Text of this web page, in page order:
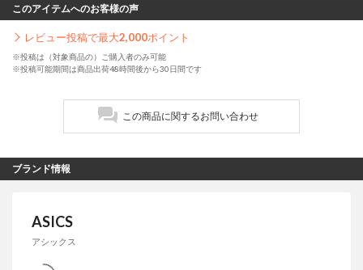
このアイテムへのお客様の声
レビュー投稿で最大2,000ポイント
※投稿は（対象商品の）ご購入者のみ可能
※投稿可能期間は商品出荷48時間後から30日間です
この商品に関するお問い合わせ
ブランド情報
ASICS
アシックス